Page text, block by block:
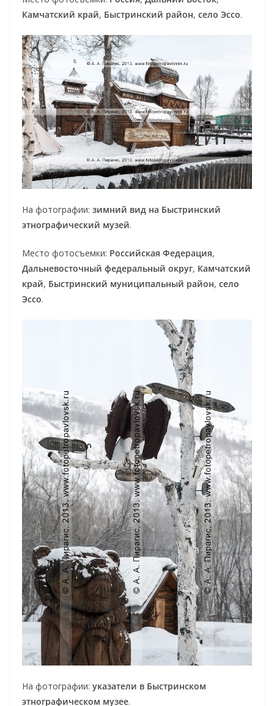
Камчатский край, Быстринский район, село Эссо.
На фотографии: зимний вид на Быстринский
этнографический музей.
Место фотосъемки: Российская Федерация,
Дальневосточный федеральный округ, Камчатский
край, Быстринский муниципальный район, село
Эссо.
На фотографии: указатели в Быстринском
этнографическом музее.